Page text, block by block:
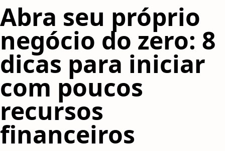
Abra seu próprio
negócio do zero: 8
dicas para iniciar
com poucos
recursos
financeiros